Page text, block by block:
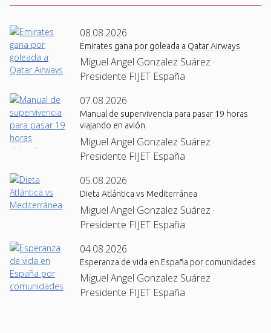
08.08.2026
Emirates gana por goleada a Qatar Airways
Miguel Angel Gonzalez Suárez ·
Presidente FIJET España
07.08.2026
Manual de supervivencia para pasar 19 horas
viajando en avión
Miguel Angel Gonzalez Suárez ·
Presidente FIJET España
05.08.2026
Dieta Atlántica vs Mediterránea
Miguel Angel Gonzalez Suárez ·
Presidente FIJET España
04.08.2026
Esperanza de vida en España por comunidades
Miguel Angel Gonzalez Suárez ·
Presidente FIJET España